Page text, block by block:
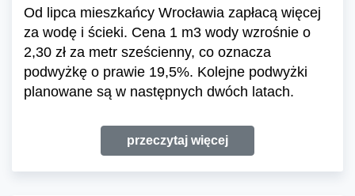
Od lipca mieszkańcy Wrocławia zapłacą więcej
za wodę i ścieki. Cena 1 m3 wody wzrośnie o
2,30 zł za metr sześcienny, co oznacza
podwyżkę o prawie 19,5%. Kolejne podwyżki
planowane są w następnych dwóch latach.
przeczytaj więcej